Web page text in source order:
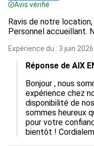
Avis vérifié
Ravis de notre
Personnel accueillant.
Expérience du : 3 juin 2026
Réponse de AIX
Bonjour , nous
expérience chez
disponibilité de
sommes heureux
pour votre
bientôt !